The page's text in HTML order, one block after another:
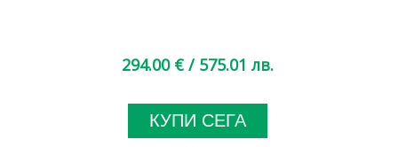
294.00 € / 575.01 лв.
КУПИ СЕГА